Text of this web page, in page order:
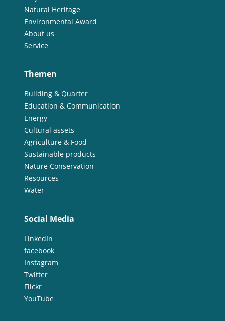
Natural Heritage
Environmental Award
About us
Service
Themen
Building & Quarter
Education & Communication
Energy
Cultural assets
Agriculture & Food
Sustainable products
Nature Conservation
Resources
Water
Social Media
LinkedIn
facebook
Instagram
Twitter
Flickr
YouTube